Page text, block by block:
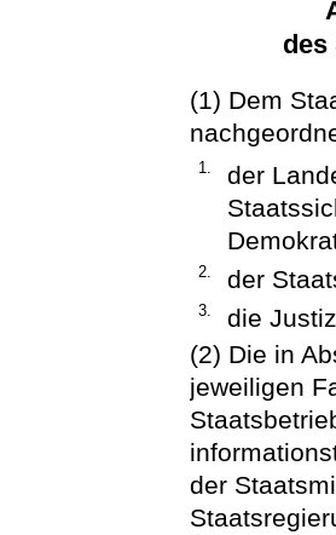
des
(1) Dem
1.
der
2. der
3.
die
(2) Die in
jeweiligen
der